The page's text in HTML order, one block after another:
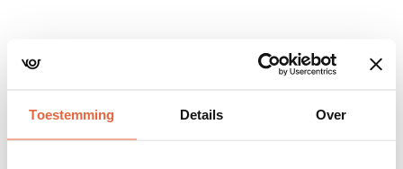
Toestemming Details Over